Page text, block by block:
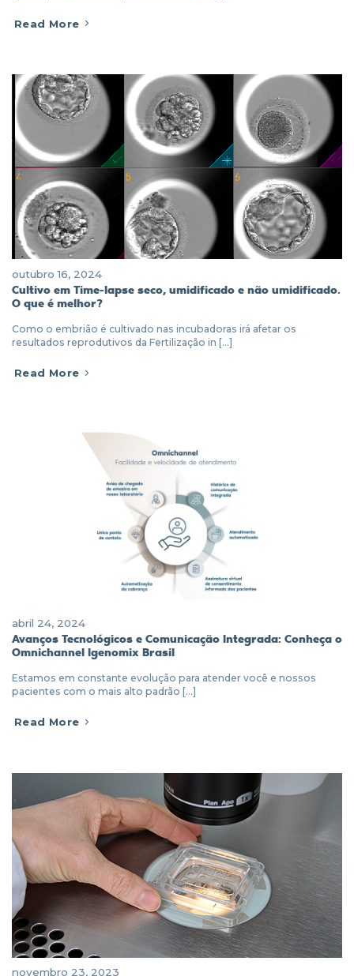
Read More
outubro 16, 2024
Cultivo em Time-lapse seco, umidificado e não umidificado.
O que é melhor?
Como o embrião é cultivado nas incubadoras irá afetar os
resultados reprodutivos da Fertilização in [...]
Read More
abril 24, 2024
Avanços Tecnológicos e Comunicação Integrada: Conheça o
Omnichannel Igenomix Brasil
Estamos em constante evolução para atender você e nossos
pacientes com o mais alto padrão [...]
Read More
novembro 23, 2023